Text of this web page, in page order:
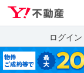
ログイン